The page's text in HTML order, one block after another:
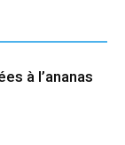
à l’ananas